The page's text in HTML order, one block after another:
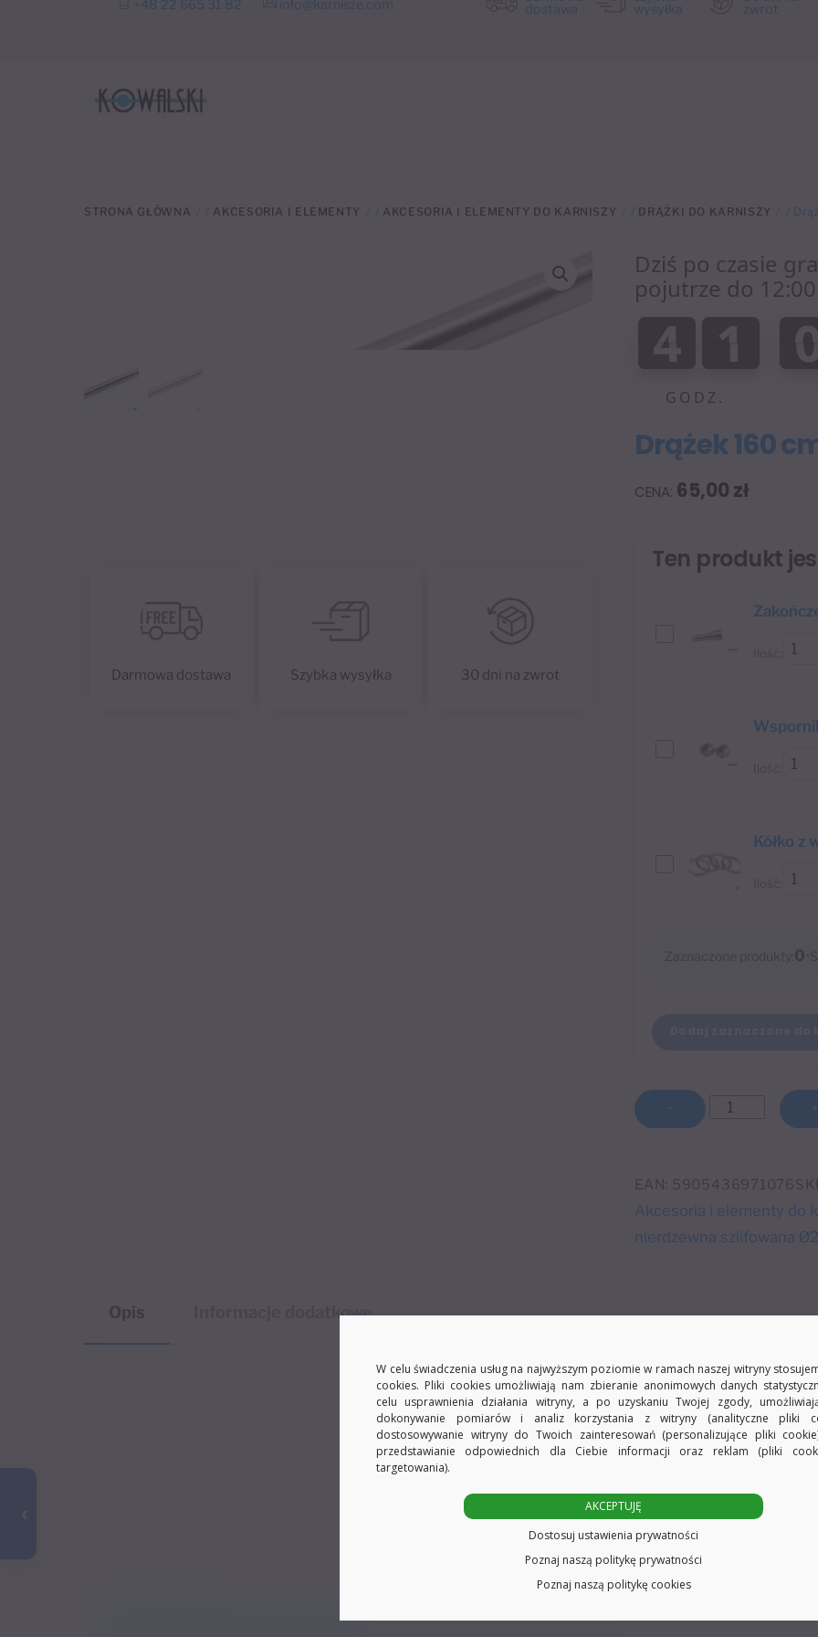
+48 22 665 31 82 info@karnisze.com dostawa wysyłka
zwrot
STRONA GŁÓWNA / AKCESORIA I ELEMENTY / AKCESORIA I ELEMENTY DO KARNISZY / DRĄŻKI DO KARNISZY /
Dziś po czasie
pojutrze do
4
0
4 1
0
1
GODZ.
Drążek 160
65,00 zł
Ten produkt
Kółko z
0
−
ilość
cm
Ø20
mm
+
EAN: 5905436971076
Akcesoria i elementy do
nierdzewna szlifowana
Darmowa dostawa Szybka wysyłka 30 dni na zwrot
Informacje dodatkowe
W celu świadczenia usług na najwyższym poziomie w ramach naszej witryny
cookies. Pliki cookies umożliwiają nam zbieranie anonimowych danych
celu usprawnienia działania witryny, a po uzyskaniu Twojej zgody,
dokonywanie pomiarów i analiz korzystania z witryny (analityczne pliki
dostosowywanie witryny do Twoich zainteresowań (personalizujące pliki
przedstawianie odpowiednich dla Ciebie informacji oraz reklam (pliki
targetowania).
AKCEPTUJĘ
Dostosuj ustawienia prywatności
Poznaj naszą politykę prywatności
Poznaj naszą politykę cookies